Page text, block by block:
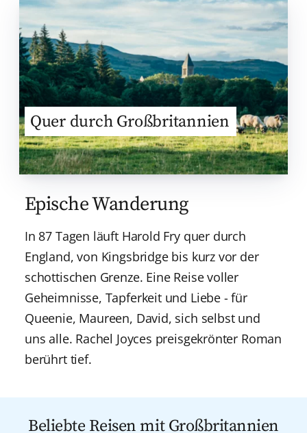
Quer durch Großbritannien
Epische Wanderung
In 87 Tagen läuft Harold Fry quer durch
England, von Kingsbridge bis kurz vor der
schottischen Grenze. Eine Reise voller
Geheimnisse, Tapferkeit und Liebe - für
Queenie, Maureen, David, sich selbst und
uns alle. Rachel Joyces preisgekrönter Roman
berührt tief.
Beliebte Reisen mit Großbritannien